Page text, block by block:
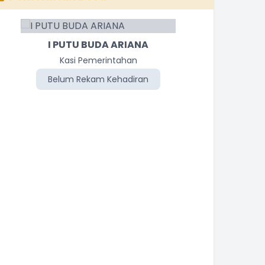
I PUTU BUDA ARIANA
Kasi Pemerintahan
Belum Rekam Kehadiran